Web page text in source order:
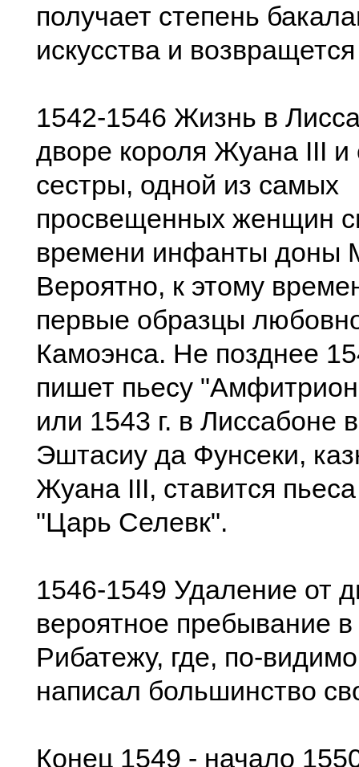
получает степень
искусства и
1542-1546 Жизнь в
дворе короля Жуана III и
сестры, одной из самых
просвещенных женщин
времени инфанты доны
Вероятно, к этому
первые образцы
Камоэнса. Не позднее
пишет пьесу
или 1543 г. в Лиссабоне
Эштасиу да Фунсеки,
Жуана III, ставится
"Царь Селевк".
1546-1549 Удаление от
вероятное пребывание
Рибатежу, где, по-
написал большинство
Конец 1549 - начало 1550